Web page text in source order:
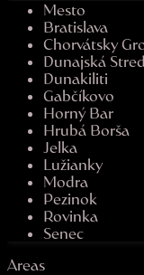
Mesto
Bratislava
Chorvátsky
Dunajská
Dunakiliti
Gabčíkovo
Horný Bar
Hrubá Borša
Jelka
Lužianky
Modra
Pezinok
Rovinka
Senec
Areas